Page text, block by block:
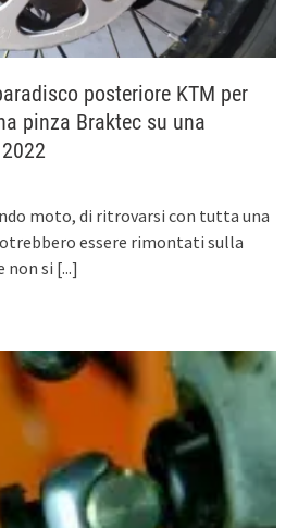
posteriore KTM per
pinza Braktec su una
moto, di ritrovarsi con tutta una
essere rimontati sulla
non si [...]